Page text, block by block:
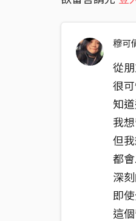
能饒恕 寬赦
大火 燒著 混濁
對可悲的人而
眼看著漸漸黯
多彩的 天地間
大火 燒著 混
對可悲的人而
眼看著漸漸黯
黑夜 來了 緊閉
穆可
從
很
知
我
但
都
深
即
這